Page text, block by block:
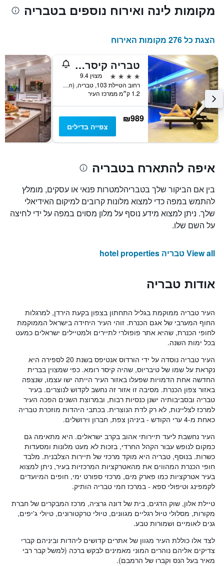
מקומות לינה ואירוח נוספים בטבריה
הצגת כל 276 מקומות האירוח
טבריה קיסר פרימייר
4 כוכבים
מצוין 9.4
רחוב הטיילת 103, טבריה, Haûafon (Northern), ישראל
1.2 ק״מ ממרכז העיר
₪989
צפייה בדילים
איפה להתארח בטבריה
בין אם הביקור שלך בטבריהלמטרות פנאי או עסקים, מומלץ
להתמש במפה כדי למצוא מלונות קרובים למיקום האידיאלי
שלך. ניתן למצוא מידע נוסף על מלון מסוים במפה על ידי לחיצה
על השם שלו.
View all טבריה hotel properties
אודות טבריה
העיר טבריה ממוקמת בגליל התחתון בצפון בקעת הירדן, למרגלות
החוף המערבי של אגם הכנרת. זוהי העיר היחידה בישראל הממוקמת
לחופי הכנרת, שהיא אתר פופולרי לתיירים ולמטיילים ישראלים כמעט
בכל ימות השנה.
העיר טבריה נוסדה על ידי הורדוס אנטיפס בשנת 20 לספירה היא
נקראת על שמו של טיבריוס, שהיה קיסר רומא. כפי שמצוין בברית
החדשה אחת הדמויות שפעלו באזור העיר הייתה ישו עצמו, שנצפה
באזור צפון הכנרת. מסיבה זו אזור זה נחשב לקדוש לנוצרים. בעיר
טבריה ובסביבותיה ישנן כנסיות רבות, ובמרוצת השנים הפכה העיר
למרכז לצליינות, לא רק לדת הנוצרית. בכתבי היהדות מוזכרת טבריה
כאחת מ-4 ערי הקודש - ביניהן צפת, חברון וירושלים.
העיר נחשבת ליעד תיירותי אהוב בקרב ישראלים. היא מתאימה גם
כמקום לנופש עבור הקהל החרדי, בזכות לא מעט מלונות ומסעדות
כשרות. בנוסף, טבריה היא מוקד מרכזי של תיירות הצלבנית. מלבד
חופי הכנרת המהווים את מהאטרקציות המרכזיות בעיר, ניתן למצוא
בעיר אטרקציות כמו פארק מים, מרכזי ספורט ימי, חופים המיועדים
לקמפינג וטיפולי ספא - במרכז חמי טבריה הותיק.
טיילת אלון, שוק הדגים, בית של דונה גרציה, מרכז המבקרים של חברת
מקורות, מסלולי טיול רגליים מגוונים, טיולי טרקטורונים, טיולי ג'יפים,
גנים לאומיים ושמורות טבע.
לצד אלו כוללת העיר מגוון של אתרים קדושים ליהדות וביניהם קברי
צדיקים אליהם נוהרים המוני מאמינים לבקש ברכה (למשל קבר רבי
מאיר בעל הנס וקברו של הרמבם).